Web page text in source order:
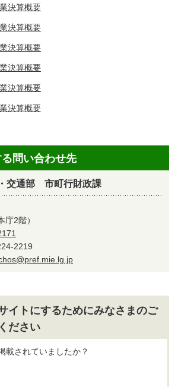
決算概要
決算概要
決算概要
決算概要
決算概要
決算概要
問い合わせ先
交通部 市町行財政課
2階）
2219
イトにするためにみなさまのご
ださい
載されていましたか？